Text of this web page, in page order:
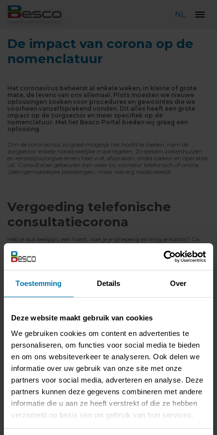
Toestemming Details Over
Deze website maakt gebruik van cookies
We gebruiken cookies om content en advertenties te
personaliseren, om functies voor social media te bieden
en om ons websiteverkeer te analyseren. Ook delen we
informatie over uw gebruik van onze site met onze
partners voor social media, adverteren en analyse. Deze
partners kunnen deze gegevens combineren met andere
informatie die u aan ze heeft verstrekt of die ze hebben
verzameld op basis van uw gebruik van hun services.
NL
De impact van corona op de
nomenclatuur
Het coronavirus beheerst al enkele weken, in kleine of grote
mate, de levens van ons allemaal. Plots moesten we nieuwe
oplossingen zoeken voor procedures en gewoontes die we
voorheen vanzelfsprekend vonden. Dit alles heeft een grote
impact op de zorgsector en meer specifiek op de
nomenclatuur. Met het Besco Portal bieden wij graag een
oplossing.
Om de coronacrisis zo goed mogelijk het hoofd te bieden, nam de
zorgsector enkele noodzakelijke maatregelen. Zo stelden ziekenhuizen
en eerstelijnszorgverleners heel wat afspraken, onderzoeken en operaties
uit. Consultaties gebeuren dan weer bij voorkeur telefonisch of online.
Geen gemakkelijke beslissingen, maar wel erg noodzakelijk.
Vergoeding telefonische
consultatiecorona
Heb je dus keelpijn, een hoest, voel je je grieperig en krijg je koorts? Ga
je symptomen, bepalen wat je moet doen. Maar al die telefoontjes
samen, vragen heel wat tijd van je huisarts. Daarom krijgen de artsen
enzovoort.